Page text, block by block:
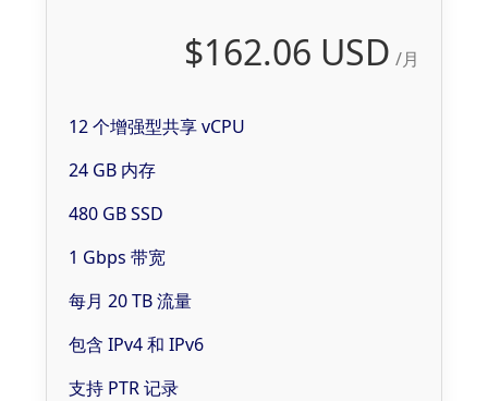
$162.06 USD /月
12 个增强型共享 vCPU
24 GB 内存
480 GB SSD
1 Gbps 带宽
每月 20 TB 流量
包含 IPv4 和 IPv6
支持 PTR 记录